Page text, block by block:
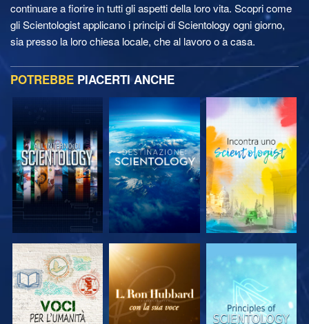
continuare a fiorire in tutti gli aspetti della loro vita. Scopri come
gli Scientologist applicano i principi di Scientology ogni giorno,
sia presso la loro chiesa locale, che al lavoro o a casa.
POTREBBE PIACERTI ANCHE
ESPLORA LE
SERIE
ESPLORA LE
SERIE
ESPLORA LE
SERIE